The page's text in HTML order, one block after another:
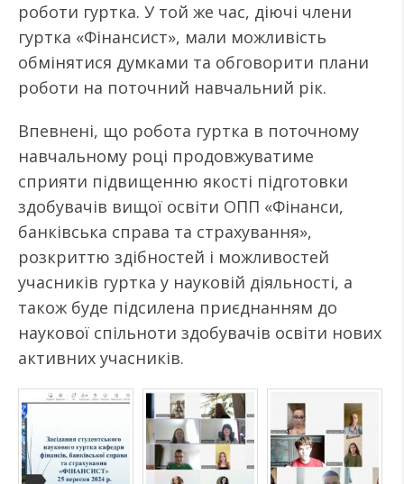
роботи гуртка. У той же час, діючі члени
гуртка «Фінансист», мали можливість
обмінятися думками та обговорити плани
роботи на поточний навчальний рік.
Впевнені, що робота гуртка в поточному
навчальному році продовжуватиме
сприяти підвищенню якості підготовки
здобувачів вищої освіти ОПП «Фінанси,
банківська справа та страхування»,
розкриттю здібностей і можливостей
учасників гуртка у науковій діяльності, а
також буде підсилена приєднанням до
наукової спільноти здобувачів освіти нових
активних учасників.